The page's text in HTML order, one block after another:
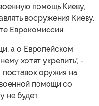
помощь Киеву,
вооружения Киеву.
Еврокомиссии.
а о Европейском
хотят укрепить", -
поставок оружия на
помощи со
не будет.